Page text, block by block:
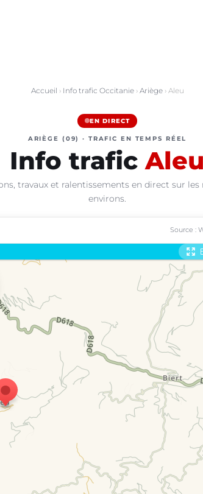
Accueil › Info trafic Occitanie› Ariège› Aleu
EN DIRECT
ARIÈGE (09) · TRAFIC EN TEMPS RÉEL
Info trafic Aleu
travaux et ralentissements en direct sur les
environs.
Source :